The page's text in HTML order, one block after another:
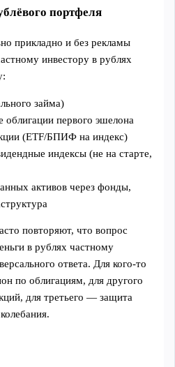
портфеля
прикладно и без рекламы
инвестору в рублях
займа)
первого эшелона
(ETF/БПИФ на индекс)
индексы (не на старте,
активов через фонды,
повторяют, что вопрос
в рублях частному
ответа. Для кого‑то
по облигациям, для другого
для третьего — защита